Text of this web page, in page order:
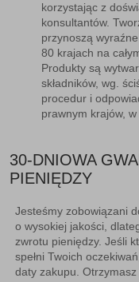
korzystając z
konsultantów.
przynoszą
80 krajach na
Produkty są
składników, wg.
procedur i
prawnym krajów,
30-DNIOWA
PIENIĘDZY
Jesteśmy zobowiązani
o wysokiej jakości,
zwrotu pieniędzy. Jeśli
spełni Twoich
daty zakupu. Otrzymasz